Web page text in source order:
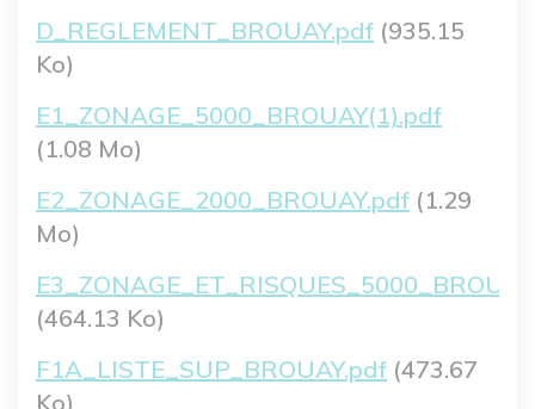
Fichier
D_REGLEMENT_BROUAY.pdf (935.15
Ko)
Fichier
E1_ZONAGE_5000_BROUAY(1).pdf
(1.08 Mo)
Fichier
E2_ZONAGE_2000_BROUAY.pdf (1.29
Mo)
Fichier
(464.13 Ko)
Fichier
F1A_LISTE_SUP_BROUAY.pdf (473.67
Ko)